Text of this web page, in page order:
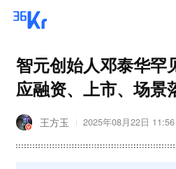
智元创始人邓泰华罕
应融资、上市、场景
王方玉 2025年08月22日 11:56